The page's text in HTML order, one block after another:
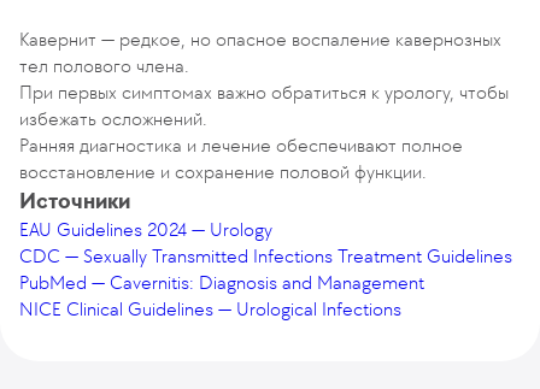
Кавернит — редкое, но опасное воспаление кавернозных
тел полового члена.
При первых симптомах важно обратиться к урологу, чтобы
избежать осложнений.
Ранняя диагностика и лечение обеспечивают полное
восстановление и сохранение половой функции.
Источники
EAU Guidelines 2024 — Urology
CDC — Sexually Transmitted Infections Treatment Guidelines
PubMed — Cavernitis: Diagnosis and Management
NICE Clinical Guidelines — Urological Infections